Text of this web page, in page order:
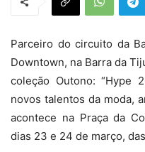
Parceiro do circuito da
Downtown, na Barra da
coleção Outono: “Hype
novos talentos da moda,
acontece na Praça da
dias 23 e 24 de março,